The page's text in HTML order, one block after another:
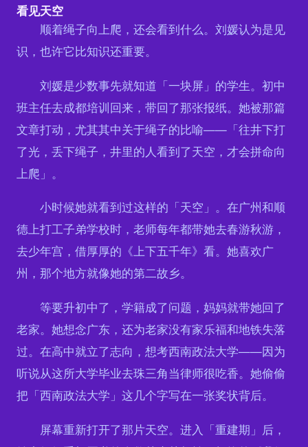
看见天空
顺着绳子向上爬，还会看到什么。刘媛认为是见
识，也许它比知识还重要。
刘媛是少数事先就知道「一块屏」的学生。初中
班主任去成都培训回来，带回了那张报纸。她被那篇
文章打动，尤其其中关于绳子的比喻——「往井下打
了光，丢下绳子，井里的人看到了天空，才会拼命向
上爬」。
小时候她就看到过这样的「天空」。在广州和顺
德上打工子弟学校时，老师每年都带她去春游秋游，
去少年宫，借厚厚的《上下五千年》看。她喜欢广
州，那个地方就像她的第二故乡。
等要升初中了，学籍成了问题，妈妈就带她回了
老家。她想念广东，还为老家没有家乐福和地铁失落
过。在高中就立了志向，想考西南政法大学——因为
听说从这所大学毕业去珠三角当律师很吃香。她偷偷
把「西南政法大学」这几个字写在一张奖状背后。
屏幕重新打开了那片天空。进入「重建期」后，